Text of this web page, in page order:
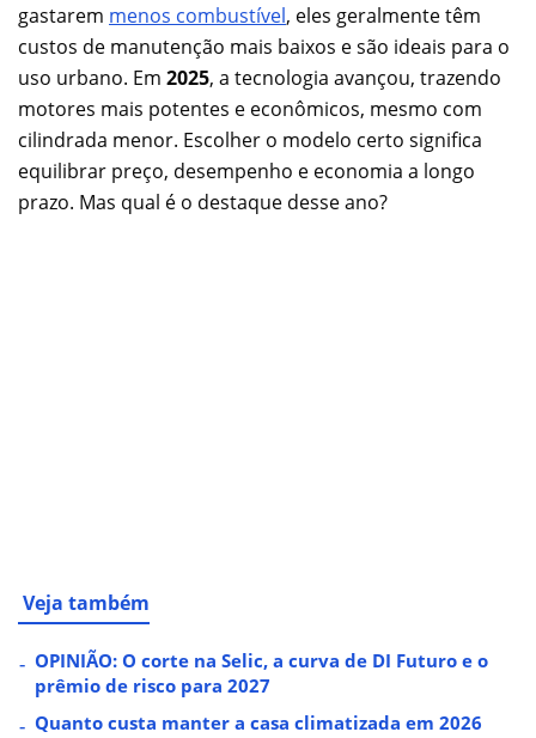
gastarem menos combustível, eles geralmente têm
custos de manutenção mais baixos e são ideais para o
uso urbano. Em 2025, a tecnologia avançou, trazendo
motores mais potentes e econômicos, mesmo com
cilindrada menor. Escolher o modelo certo significa
equilibrar preço, desempenho e economia a longo
prazo. Mas qual é o destaque desse ano?
Veja também
OPINIÃO: O corte na Selic, a curva de DI Futuro e o
prêmio de risco para 2027
Quanto custa manter a casa climatizada em 2026